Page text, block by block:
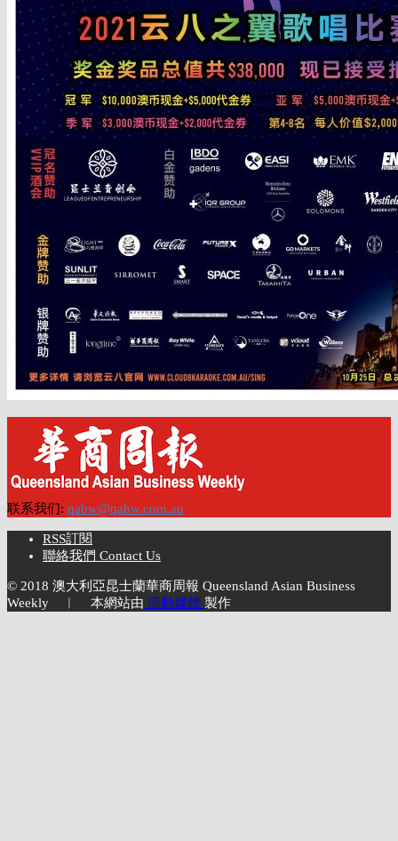
联系我们: qabw@qabw.com.au
RSS訂閱
聯絡我們 Contact Us
© 2018 澳大利亞昆士蘭華商周報 Queensland Asian Business
Weekly ︱ 本網站由 流動媒體 製作